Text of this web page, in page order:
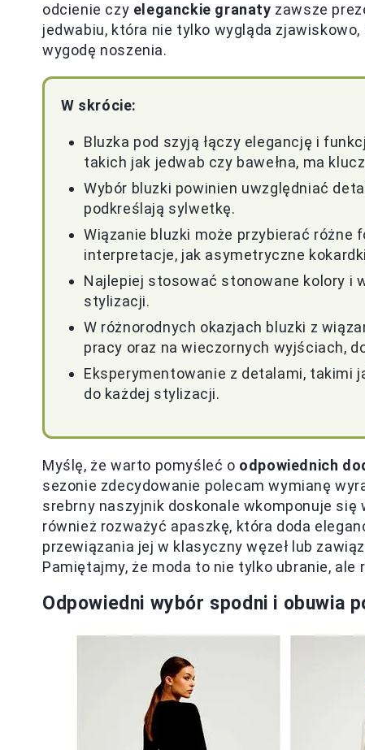
odcienie czy eleganckie granaty zawsze
jedwabiu, która nie tylko wygląda
wygodę noszenia.
W skrócie:
Bluzka pod szyją łączy elegancję i
takich jak jedwab czy bawełna, ma
Wybór bluzki powinien uwzględniać
podkreślają sylwetkę.
Wiązanie bluzki może przybierać różne
interpretacje, jak asymetryczne
Najlepiej stosować stonowane kolory i
stylizacji.
W różnorodnych okazjach bluzki z
pracy oraz na wieczornych wyjściach,
Eksperymentowanie z detalami, takimi
do każdej stylizacji.
Myślę, że warto pomyśleć o odpowiednich
sezonie zdecydowanie polecam wymianę
srebrny naszyjnik doskonale wkomponuje się
również rozważyć apaszkę, która doda
przewiązania jej w klasyczny węzeł lub
Pamiętajmy, że moda to nie tylko ubranie, ale
Odpowiedni wybór spodni i obuwia